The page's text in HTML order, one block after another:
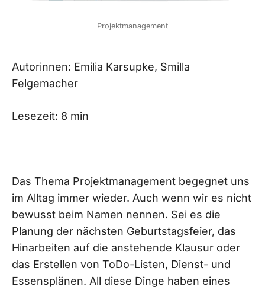
Projektmanagement
Autorinnen: Emilia Karsupke, Smilla
Felgemacher
Lesezeit: 8 min
Das Thema Projektmanagement begegnet uns
im Alltag immer wieder. Auch wenn wir es nicht
bewusst beim Namen nennen. Sei es die
Planung der nächsten Geburtstagsfeier, das
Hinarbeiten auf die anstehende Klausur oder
das Erstellen von ToDo-Listen, Dienst- und
Essensplänen. All diese Dinge haben eines